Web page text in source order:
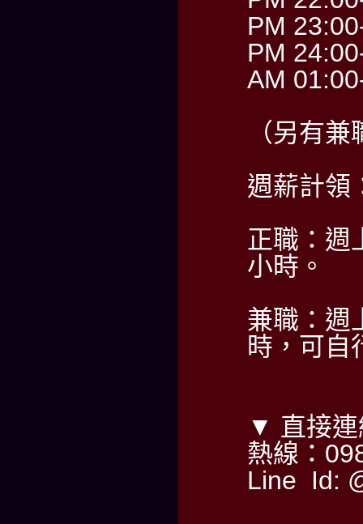
PM
PM
AM
（另有
週薪計領
正職：週
小時。
兼職：週
時，可自
▼ 直接連
熱線：
Line Id: